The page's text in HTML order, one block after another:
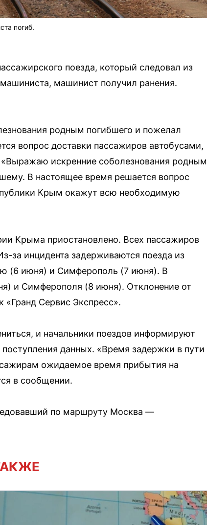
погиб.
поезда, который следовал из
машинист получил ранения.
родным погибшего и пожелал
вопрос доставки пассажиров автобусами,
Выражаю искренние соболезнования родным
В настоящее время решается вопрос
Крым окажут всю необходимую
Крыма приостановлено. Всех пассажиров
за инцидента задерживаются поезда из
(6 июня) и Симферополь (7 июня). В
и Симферополя (8 июня). Отклонение от
«Гранд Сервис Экспресс».
и начальники поездов информируют
данных.
Время задержки в пути
ожидаемое время прибытия на
в сообщении.
по маршруту Москва —